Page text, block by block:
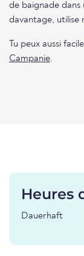
de baignade dans
davantage, utilise
Tu peux aussi
Campanie.
Heures
Dauerhaft